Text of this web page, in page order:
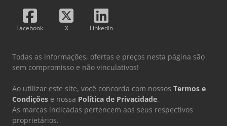
Facebook X LinkedIn
Todas as informações, ofertas e preços nesta página são
sem compromisso e não vinculativos!
Ao utilizar este site, você concorda com nossos Termos e
Condições e nossa Política de Privacidade.
As marcas indicadas pertencem aos seus respectivos
proprietários.